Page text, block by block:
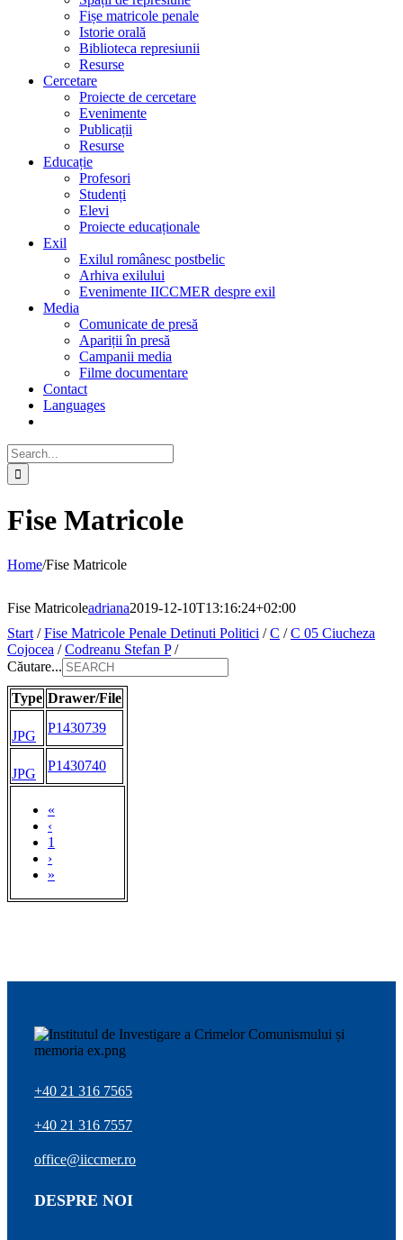
Fișe matricole penale
Istorie orală
Biblioteca represiunii
Resurse
Cercetare
Proiecte de cercetare
Evenimente
Publicații
Resurse
Educație
Profesori
Studenți
Elevi
Proiecte educaționale
Exil
Exilul românesc postbelic
Arhiva exilului
Evenimente IICCMER despre exil
Media
Comunicate de presă
Apariții în presă
Campanii media
Filme documentare
Contact
Languages
Search
for:
Fise Matricole
Home/Fise Matricole
Fise Matricoleadriana2019-12-10T13:16:24+02:00
Start /Fise Matricole Penale Detinuti Politici /C /C 05 Ciucheza
Cojocea /Codreanu Stefan P/
Căutare...
Type Drawer/File
«
‹
1
›
»
JPG
P1430739
JPG
P1430740
+40 21 316 7565
+40 21 316 7557
office@iiccmer.ro
DESPRE NOI